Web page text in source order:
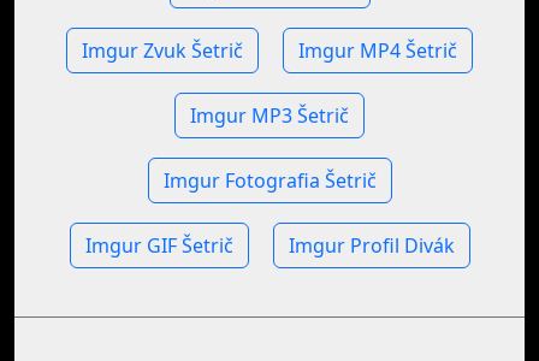
Imgur Zvuk Šetrič Imgur MP4 Šetrič
Imgur MP3 Šetrič
Imgur Fotografia Šetrič
Imgur GIF Šetrič Imgur Profil Divák